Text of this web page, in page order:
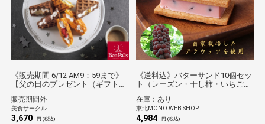
《販売期間 6/12 AM9：59まで》
【父の日のプレゼント（ギフト）
ワッフルバラエティセット８個[父
の日カード付・送料無料]
販売期間外
美食サークル
3,670 円 (税込)
《送料込》バターサンド10個セッ
ト（レーズン・干し柿・いちご）
在庫：あり
東北MONO WEB SHOP
4,984 円 (税込)